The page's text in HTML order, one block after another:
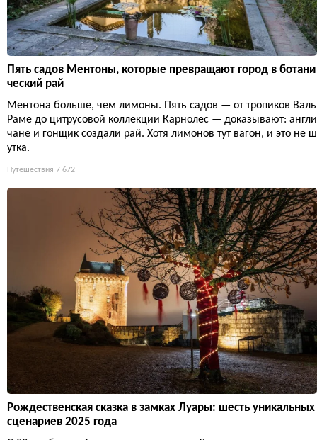
Пять садов Ментоны, которые превращают город в ботани
ческий рай
Ментона больше, чем лимоны. Пять садов — от тропиков Валь
Раме до цитрусовой коллекции Карнолес — доказывают: англи
чане и гонщик создали рай. Хотя лимонов тут вагон, и это не ш
утка.
Путешествия 7 672
Рождественская сказка в замках Луары: шесть уникальных
сценариев 2025 года